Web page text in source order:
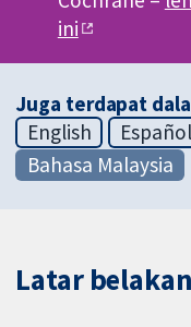
ini
Juga terdapat
English
Español
Bahasa Malaysia
Latar